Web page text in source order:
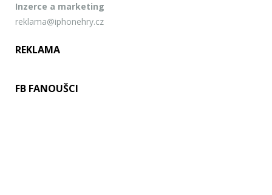
Inzerce a marketing
reklama@iphonehry.cz
REKLAMA
FB FANOUŠCI